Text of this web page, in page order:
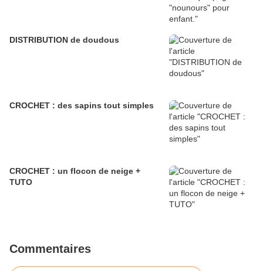
DISTRIBUTION de doudous
CROCHET : des sapins tout simples
CROCHET : un flocon de neige +
TUTO
Commentaires